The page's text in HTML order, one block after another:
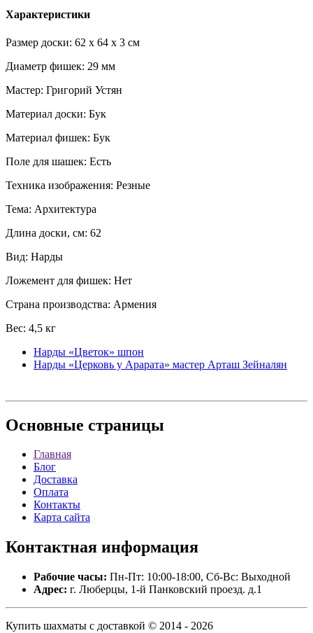
Характеристики
Размер доски: 62 x 64 x 3 см
Диаметр фишек: 29 мм
Мастер: Григорий Устян
Материал доски: Бук
Материал фишек: Бук
Поле для шашек: Есть
Техника изображения: Резные
Тема: Архитектура
Длина доски, см: 62
Вид: Нарды
Ложемент для фишек: Нет
Страна производства: Армения
Вес: 4,5 кг
Нарды «Цветок» шпон
Нарды «Церковь у Арарата» мастер Арташ Зейналян
Основные страницы
Главная
Блог
Доставка
Оплата
Контакты
Карта сайта
Контактная информация
Рабочие часы: Пн-Пт: 10:00-18:00, Сб-Вс: Выходной
Адрес: г. Люберцы, 1-й Панковский проезд. д.1
Купить шахматы с доставкой © 2014 - 2026